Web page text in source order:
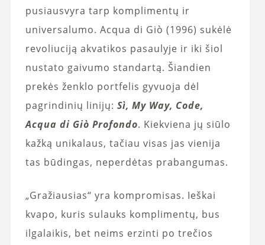
pusiausvyra tarp komplimentų ir
universalumo. Acqua di Giò (1996) sukėlė
revoliuciją akvatikos pasaulyje ir iki šiol
nustato gaivumo standartą. Šiandien
prekės ženklo portfelis gyvuoja dėl
pagrindinių linijų: Sì, My Way, Code,
Acqua di Giò Profondo. Kiekviena jų siūlo
kažką unikalaus, tačiau visas jas vienija
tas būdingas, neperdėtas prabangumas.
„Gražiausias“ yra kompromisas. Ieškai
kvapo, kuris sulauks komplimentų, bus
ilgalaikis, bet neims erzinti po trečios